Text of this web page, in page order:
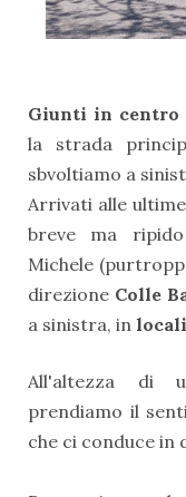
Giunti in centro
la strada
sbvoltiamo a
Arrivati alle
breve ma
Michele
direzione Colle
a sinistra, in
All'altezza di
prendiamo il
che ci conduce in